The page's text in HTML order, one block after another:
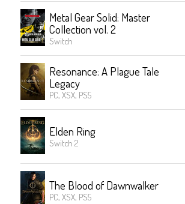
Metal Gear Solid: Master
Collection vol. 2
Switch
Resonance: A Plague Tale
Legacy
PC, XSX, PS5
Elden Ring
Switch 2
The Blood of Dawnwalker
PC, XSX, PS5